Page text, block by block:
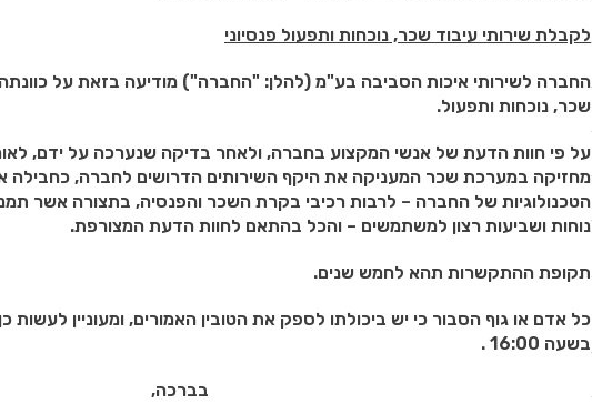
לקבלת שירותי עיבוד שכר, נוכחות ותפעול פנסיוני
החברה לשירותי איכות הסביבה בע"מ (להלן: "החברה") מודיעה בזאת על
שכר, נוכחות ותפעול.
על פי חוות הדעת של אנשי המקצוע בחברה, ולאחר בדיקה שנערכה על ידם,
מחזיקה במערכת שכר המעניקה את היקף השירותים הדרושים לחברה, כחבילה
הטכנולוגיות של החברה – לרבות רכיבי בקרת השכר והפנסיה, בתצורה אשר
נוחות ושביעות רצון למשתמשים – והכל בהתאם לחוות הדעת המצורפת.
תקופת ההתקשרות תהא לחמש שנים.
בשעה 16:00 .
בברכה,